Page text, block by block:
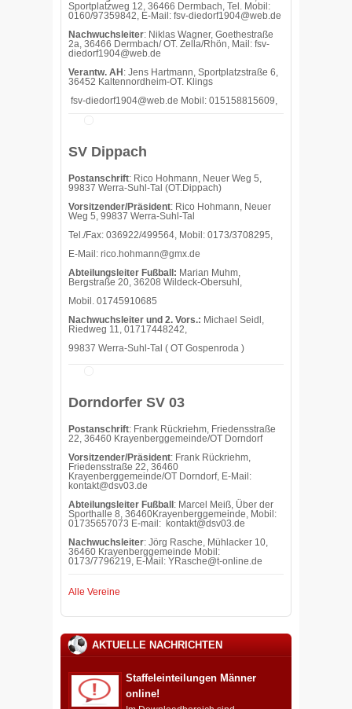
Sportplatzweg 12, 36466 Dermbach, Tel. Mobil:
0160/97359842, E-Mail: fsv-diedorf1904@web.de
Nachwuchsleiter: Niklas Wagner, Goethestraße
2a, 36466 Dermbach/ OT. Zella/Rhön, Mail: fsv-
diedorf1904@web.de
Verantw. AH : Jens Hartmann, Sportplatzstraße 6,
36452 Kaltennordheim-OT. Klings
fsv-diedorf1904@web.de Mobil: 015158815609,
SV Dippach
Postanschrift: Rico Hohmann, Neuer Weg 5,
99837 Werra-Suhl-Tal (OT.Dippach)
Vorsitzender/Präsident: Rico Hohmann, Neuer
Weg 5, 99837 Werra-Suhl-Tal
Tel./Fax: 036922/499564, Mobil: 0173/3708295,
E-Mail: rico.hohmann@gmx.de
Abteilungsleiter Fußball: Marian Muhm,
Bergstraße 20, 36208 Wildeck-Obersuhl,
Mobil. 01745910685
Nachwuchsleiter und 2. Vors.: Michael Seidl,
Riedweg 11, 01717448242,
99837 Werra-Suhl-Tal ( OT Gospenroda )
Dorndorfer SV 03
Postanschrift: Frank Rückriehm, Friedensstraße
22, 36460 Krayenberggemeinde/OT Dorndorf
Vorsitzender/Präsident: Frank Rückriehm,
Friedensstraße 22, 36460
Krayenberggemeinde/OT Dorndorf, E-Mail:
kontakt@dsv03.de
Abteilungsleiter Fußball : Marcel Meiß, Über der
Sporthalle 8, 36460Krayenberggemeinde, Mobil:
01735657073 E-mail: kontakt@dsv03.de
Nachwuchsleiter: Jörg Rasche, Mühlacker 10,
36460 Krayenberggemeinde Mobil:
0173/7796219, E-Mail: YRasche@t-online.de
Alle Vereine
AKTUELLE NACHRICHTEN
Staffeleinteilungen Männer
online!